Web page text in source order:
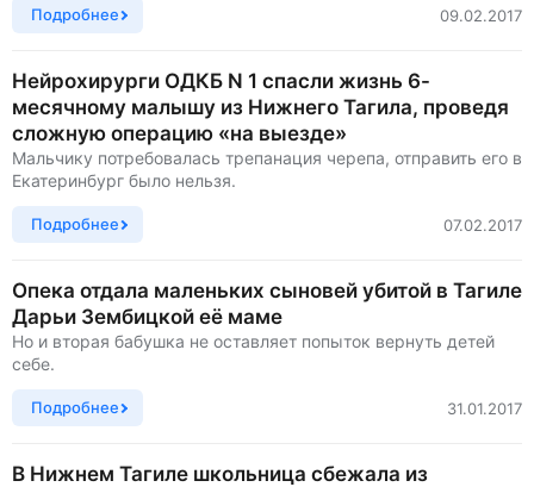
Подробнее 09.02.2017
Нейрохирурги ОДКБ N 1 спасли жизнь 6-
месячному малышу из Нижнего Тагила, проведя
сложную операцию «на выезде»
Мальчику потребовалась трепанация черепа, отправить его в
Екатеринбург было нельзя.
Подробнее 07.02.2017
Опека отдала маленьких сыновей убитой в Тагиле
Дарьи Зембицкой её маме
Но и вторая бабушка не оставляет попыток вернуть детей
себе.
Подробнее 31.01.2017
В Нижнем Тагиле школьница сбежала из